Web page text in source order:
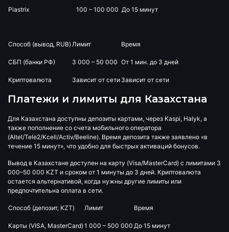
Piastrix 100 – 100 000 До 15 минут
Способ (вывод, RUB) Лимит Время
СБП (банки РФ) 3 000 – 50 000 От 1 мин. до 3 дней
Криптовалюта Зависит от сети Зависит от сети
Платежи и лимиты для Казахстана
Для Казахстана доступны депозиты картами, через Kaspi, Halyk, а
также пополнение со счета мобильного оператора
(Altel/Tele2/Kcell/Activ/Beeline). Время депозита также заявлено «в
течение 15 минут», что удобно для быстрых активаций бонусов.
Вывод в Казахстане доступен на карту (Visa/MasterCard) с лимитами 3
000–50 000 KZT и сроком от 1 минуты до 3 дней. Криптовалюта
остается альтернативой, когда нужны другие лимиты или
предпочтительна оплата в сети.
Способ (депозит, KZT) Лимит Время
Карты (VISA, MasterCard) 1 000 – 500 000 До 15 минут